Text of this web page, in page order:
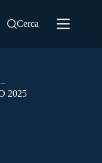
Cerca
2025